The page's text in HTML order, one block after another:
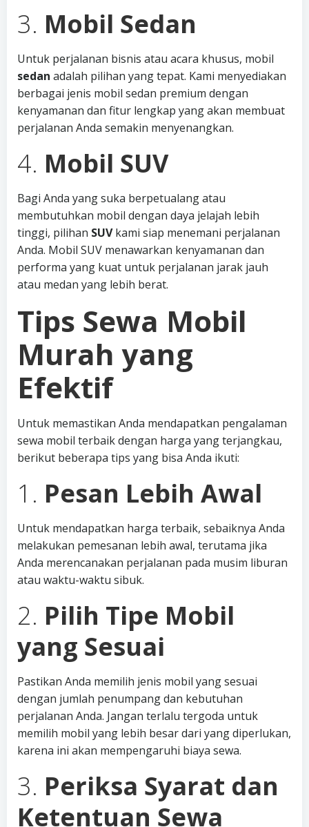
3. Mobil Sedan
Untuk perjalanan bisnis atau acara khusus, mobil
sedan adalah pilihan yang tepat. Kami menyediakan
berbagai jenis mobil sedan premium dengan
kenyamanan dan fitur lengkap yang akan membuat
perjalanan Anda semakin menyenangkan.
4. Mobil SUV
Bagi Anda yang suka berpetualang atau
membutuhkan mobil dengan daya jelajah lebih
tinggi, pilihan SUVkami siap menemani perjalanan
Anda. Mobil SUV menawarkan kenyamanan dan
performa yang kuat untuk perjalanan jarak jauh
atau medan yang lebih berat.
Tips Sewa Mobil
Murah yang
Efektif
Untuk memastikan Anda mendapatkan pengalaman
sewa mobil terbaik dengan harga yang terjangkau,
berikut beberapa tips yang bisa Anda ikuti:
1. Pesan Lebih Awal
Untuk mendapatkan harga terbaik, sebaiknya Anda
melakukan pemesanan lebih awal, terutama jika
Anda merencanakan perjalanan pada musim liburan
atau waktu-waktu sibuk.
2. Pilih Tipe Mobil
yang Sesuai
Pastikan Anda memilih jenis mobil yang sesuai
dengan jumlah penumpang dan kebutuhan
perjalanan Anda. Jangan terlalu tergoda untuk
memilih mobil yang lebih besar dari yang diperlukan,
karena ini akan mempengaruhi biaya sewa.
3. Periksa Syarat dan
Ketentuan Sewa